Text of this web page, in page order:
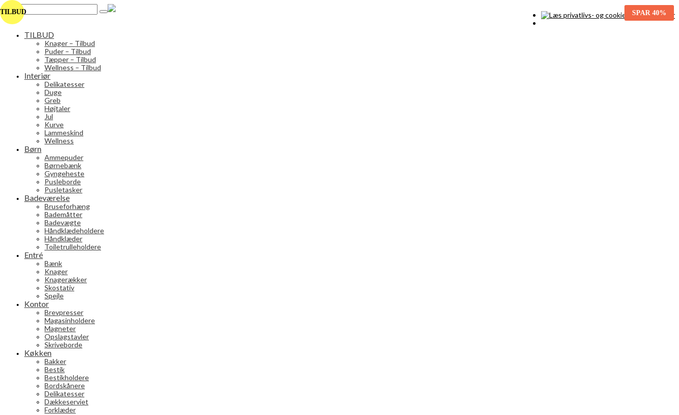
Search
for:
TILBUD
Knager – Tilbud
Puder – Tilbud
Tæpper – Tilbud
Wellness – Tilbud
Interiør
Delikatesser
Duge
Greb
Højtaler
Jul
Kurve
Lammeskind
Wellness
Børn
Ammepuder
Børnebænk
Gyngeheste
Pusleborde
Pusletasker
Badeværelse
Bruseforhæng
Bademåtter
Badevægte
Håndklædeholdere
Håndklæder
Toiletrulleholdere
Entré
Bænk
Knager
Knagerækker
Skostativ
Spejle
Kontor
Brevpresser
Magasinholdere
Magneter
Opslagstavler
Skriveborde
Køkken
Bakker
Bestik
Bestikholdere
Bordskånere
Delikatesser
Dækkeserviet
Forklæder
TILBUD SPAR 40%